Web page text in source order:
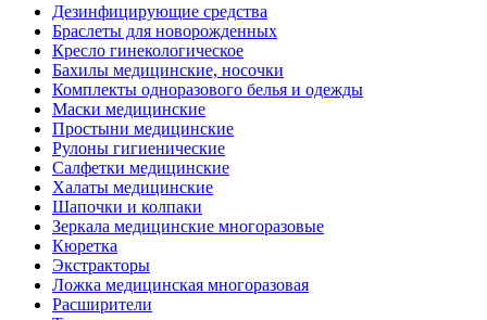
Дезинфицирующие средства
Браслеты для новорожденных
Кресло гинекологическое
Бахилы медицинские, носочки
Комплекты одноразового белья и одежды
Маски медицинские
Простыни медицинские
Рулоны гигиенические
Салфетки медицинские
Халаты медицинские
Шапочки и колпаки
Зеркала медицинские многоразовые
Кюретка
Экстракторы
Ложка медицинская многоразовая
Расширители